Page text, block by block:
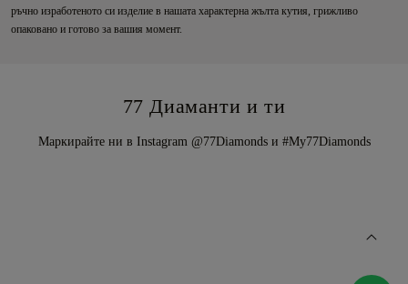
ръчно изработеното си изделие в нашата характерна жълта кутия, грижливо
опаковано и готово за вашия момент.
77 Диаманти и ти
Маркирайте ни в Instagram @77Diamonds и #My77Diamonds